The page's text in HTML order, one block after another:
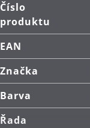
Číslo
produktu
EAN
Značka
Barva
Řada